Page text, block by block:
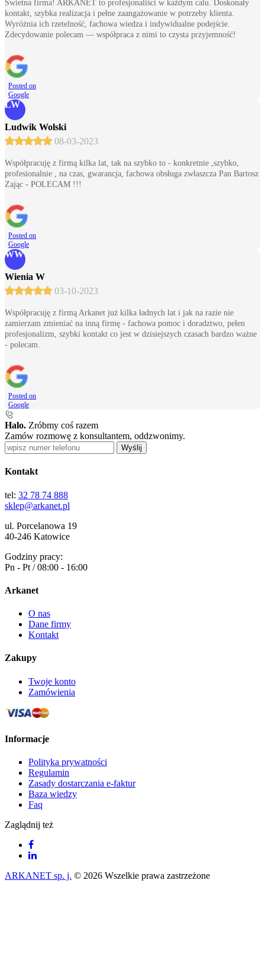
Świetna firma! ARKANET to profesjonaliści w każdym calu. Doskonały
kontakt, szybka realizacja i pełne zaangażowanie w potrzeby klienta.
Wyróżnia ich rzetelność, fachowa wiedza i indywidualne podejście.
Zdecydowanie polecam — współpraca z nimi to czysta przyjemność!
Posted on
Google
LW
Ludwik Wolski
08-03-2023
Współpracuję z firmą kilka lat, tak na szybko to - konkretnie ,szybko,
profesionalnie , na czas, gwarancja, fachowa obsługa zwłaszcza Pan Bartosz
Zając - POLECAM !!!
Posted on
Google
WW
Wienia W
03-10-2023
Współpracuję z firmą Arkanet już kilka ładnych lat i jak na razie nie
zamierzam zmieniać na inną firmę - fachowa pomoc i doradztwo, pełen
profesjonalizm, szybki kontakt co jest w dzisiejszych czasach bardzo ważne
- polecam.
Posted on
Google
Halo. Zróbmy coś razem
Zamów rozmowę z konsultantem, oddzwonimy.
Wyślij
Kontakt
tel: 32 78 74 888
sklep@arkanet.pl
ul. Porcelanowa 19
40-246 Katowice
Godziny pracy:
Pn - Pt / 08:00 - 16:00
Arkanet
O nas
Dane firmy
Kontakt
Zakupy
Twoje konto
Zamówienia
Informacje
Polityka prywatności
Regulamin
Zasady dostarczania e-faktur
Baza wiedzy
Faq
Zaglądnij też
ARKANET sp. j. © 2026 Wszelkie prawa zastrzeżone